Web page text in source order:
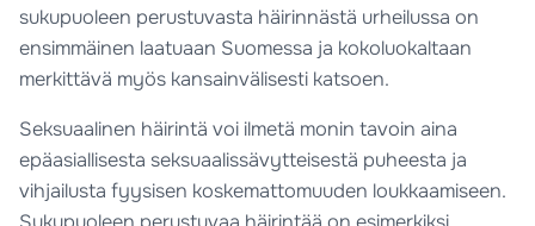
sukupuoleen perustuvasta häirinnästä urheilussa on
ensimmäinen laatuaan Suomessa ja kokoluokaltaan
merkittävä myös kansainvälisesti katsoen.
Seksuaalinen häirintä voi ilmetä monin tavoin aina
epäasiallisesta seksuaalissävytteisestä puheesta ja
vihjailusta fyysisen koskemattomuuden loukkaamiseen.